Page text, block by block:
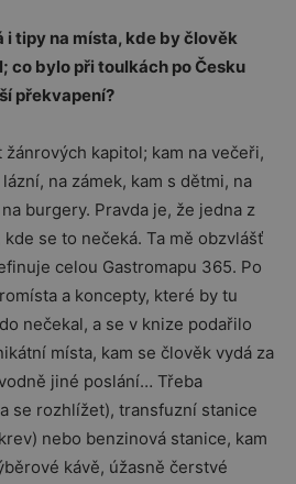
i tipy na místa, kde by člověk
co bylo při toulkách po Česku
překvapení?
kapitol; kam na večeři,
na zámek, kam s dětmi, na
burgery. Pravda je, že jedna z
kde se to nečeká. Ta mě obzvlášť
celou Gastromapu 365. Po
a koncepty, které by tu
nečekal, a se v knize podařilo
místa, kam se člověk vydá za
jiné poslání… Třeba
se rozhlížet), transfuzní stanice
nebo benzinová stanice, kam
kávě, úžasně čerstvé